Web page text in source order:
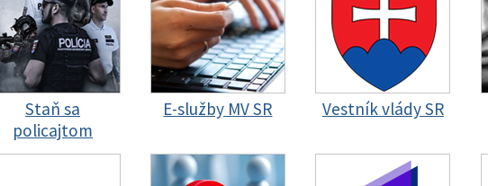
Staň sa
policajtom
E-služby MV SR Vestník vlády SR